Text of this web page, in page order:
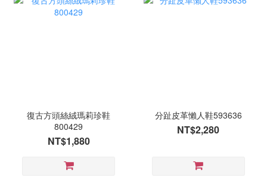
復古方頭絲絨瑪莉珍鞋
800429
NT$1,880
分趾皮革懶人鞋593636
NT$2,280